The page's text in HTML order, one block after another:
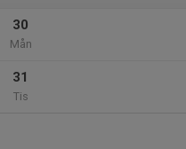
30
Mån
31
Tis